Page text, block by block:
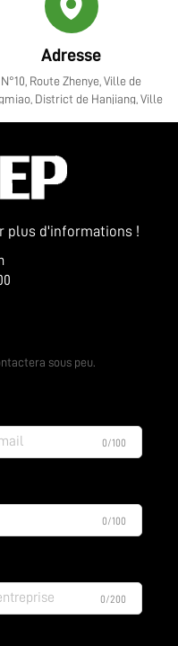
Adresse
N°10, Route Zhenye, Ville de
District de Hanjiang, Ville
plus d'informations !
sous peu.
0/100
0/100
0/200